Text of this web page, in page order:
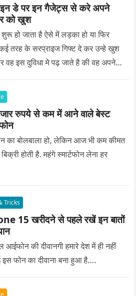
डे पर इन गैजेट्स से करे अपने
को खुश
हो जाता है ऐसे में लड़का हो या फिर
तरह के सरप्राइज गिफ्ट दे कर उन्हे खुश
वह इस दुविधा मे पढ़ जाते है की वह अपने
रुपये से कम में आने वाले बेस्ट
का बोलबाला हो, लेकिन आज भी कम कीमत
होती है. महंगे स्मार्टफोन लेना हर
Tricks
15 खरीदने से पहले रखें इन बातों
की दीवानगी हमारे देश में ही नहीं
इस फोन का दीवाना बना हुआ है….